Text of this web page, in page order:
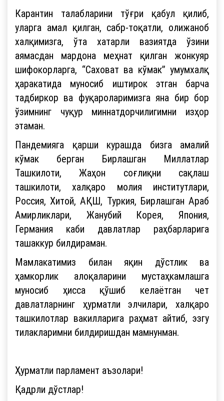
Карантин талабларини тўғри қабул қилиб,
уларга амал қилган, сабр-тоқатли, олижаноб
халқимизга, ўта хатарли вазиятда ўзини
аямасдан мардона меҳнат қилган жонкуяр
шифокорларга, “Саховат ва кўмак” умумхалқ
ҳаракатида муносиб иштирок этган барча
тадбиркор ва фуқароларимизга яна бир бор
ўзимнинг чуқур миннатдорчилигимни изҳор
этаман.
Пандемияга қарши курашда бизга амалий
кўмак берган Бирлашган Миллатлар
Ташкилоти, Жаҳон соғлиқни сақлаш
ташкилоти, халқаро молия институтлари,
Россия, Хитой, АҚШ, Туркия, Бирлашган Араб
Амирликлари, Жанубий Корея, Япония,
Германия каби давлатлар раҳбарларига
ташаккур билдираман.
Мамлакатимиз билан яқин дўстлик ва
ҳамкорлик алоқаларини мустаҳкамлашга
муносиб ҳисса қўшиб келаётган чет
давлатларнинг ҳурматли элчилари, халқаро
ташкилотлар вакилларига раҳмат айтиб, эзгу
тилакларимни билдиришдан мамнунман.
Ҳурматли парламент аъзолари!
Қадрли дўстлар!